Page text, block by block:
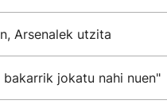
Arsenalek utzita
bakarrik jokatu nahi nuen"